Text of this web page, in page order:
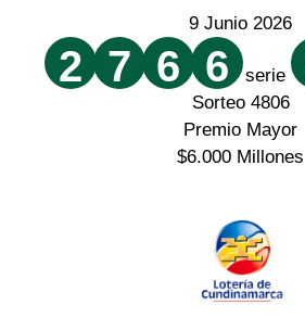
9 Junio 2026
2 7 6 6 serie
Sorteo 4806
Premio Mayor
$6.000 Millones